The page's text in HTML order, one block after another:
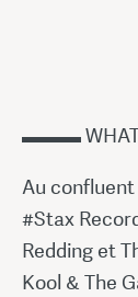
▬▬▬
Au
#Stax
Redding et
Kool & The